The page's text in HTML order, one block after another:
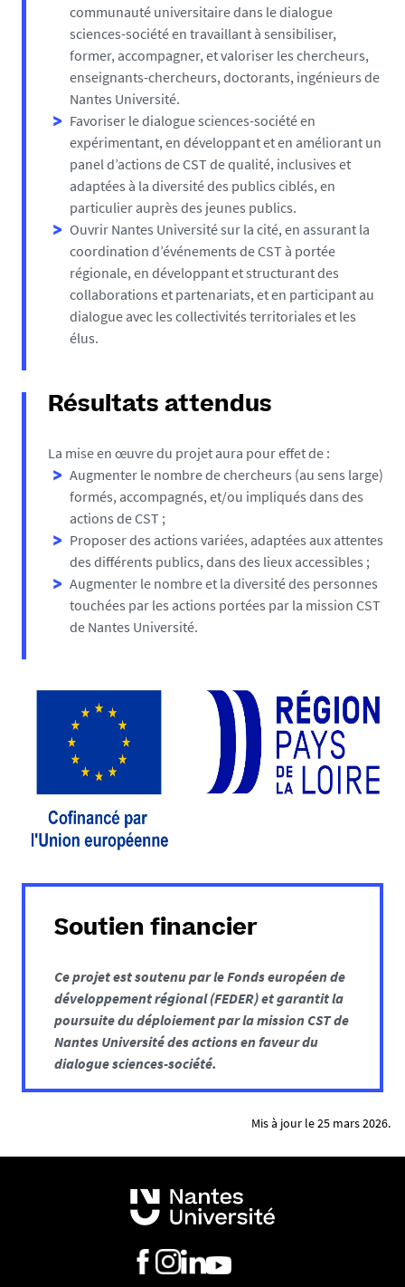
communauté universitaire dans le dialogue
sciences-société en travaillant à sensibiliser,
former, accompagner, et valoriser les chercheurs,
enseignants-chercheurs, doctorants, ingénieurs de
Nantes Université.
Favoriser le dialogue sciences-société en
expérimentant, en développant et en améliorant un
panel d’actions de CST de qualité, inclusives et
adaptées à la diversité des publics ciblés, en
particulier auprès des jeunes publics.
Ouvrir Nantes Université sur la cité, en assurant la
coordination d’événements de CST à portée
régionale, en développant et structurant des
collaborations et partenariats, et en participant au
dialogue avec les collectivités territoriales et les
élus.
Résultats attendus
La mise en œuvre du projet aura pour effet de :
Augmenter le nombre de chercheurs (au sens large)
formés, accompagnés, et/ou impliqués dans des
actions de CST ;
Proposer des actions variées, adaptées aux attentes
des différents publics, dans des lieux accessibles ;
Augmenter le nombre et la diversité des personnes
touchées par les actions portées par la mission CST
de Nantes Université.
Soutien financier
Ce projet est soutenu par le Fonds européen de
développement régional (FEDER) et garantit la
poursuite du déploiement par la mission CST de
Nantes Université des actions en faveur du
dialogue sciences-société.
Mis à jour le 25 mars 2026.